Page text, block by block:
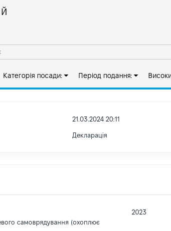
Категорія посади: Період подання:
21.03.2024 20:11
Декларація
самоврядування (охоплює
2023